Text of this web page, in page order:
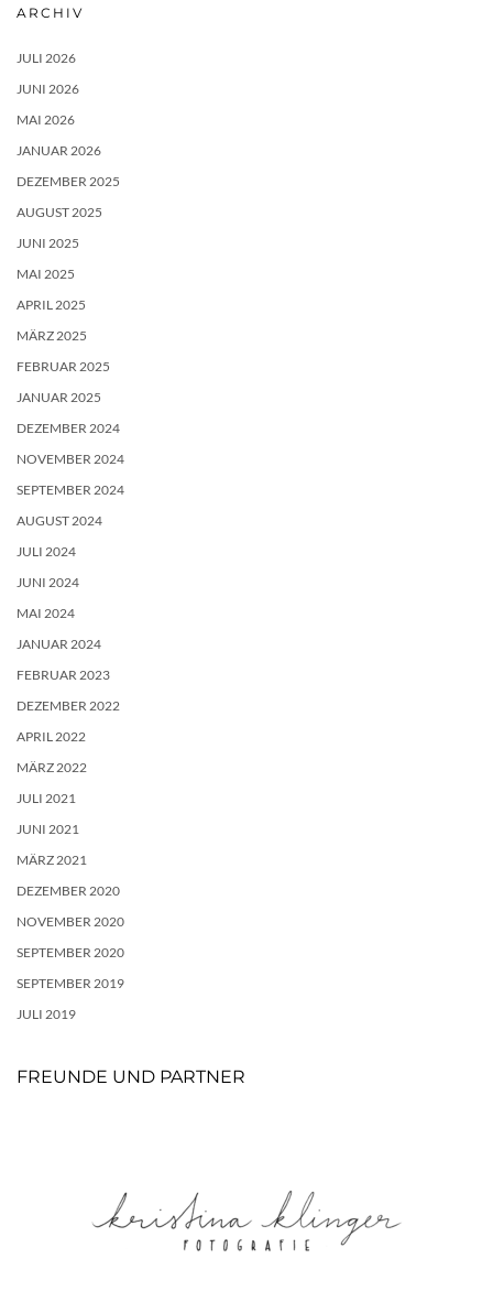
ARCHIV
JULI 2026
JUNI 2026
MAI 2026
JANUAR 2026
DEZEMBER 2025
AUGUST 2025
JUNI 2025
MAI 2025
APRIL 2025
MÄRZ 2025
FEBRUAR 2025
JANUAR 2025
DEZEMBER 2024
NOVEMBER 2024
SEPTEMBER 2024
AUGUST 2024
JULI 2024
JUNI 2024
MAI 2024
JANUAR 2024
FEBRUAR 2023
DEZEMBER 2022
APRIL 2022
MÄRZ 2022
JULI 2021
JUNI 2021
MÄRZ 2021
DEZEMBER 2020
NOVEMBER 2020
SEPTEMBER 2020
SEPTEMBER 2019
JULI 2019
FREUNDE UND PARTNER